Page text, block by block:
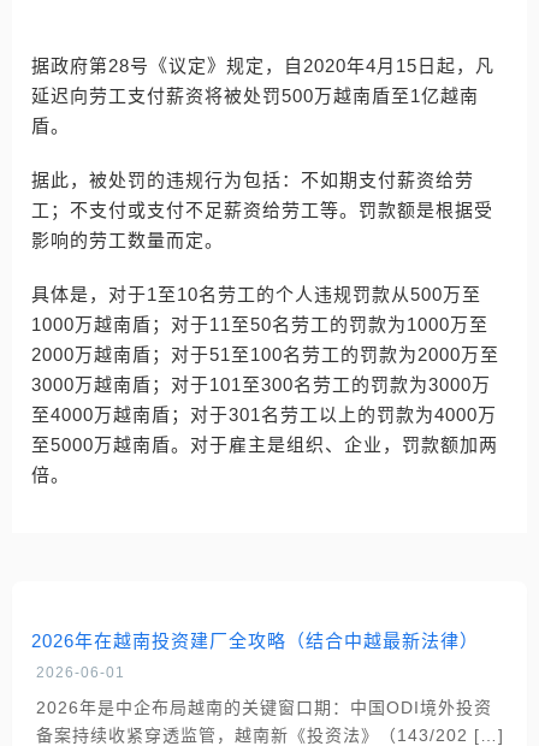
据政府第28号《议定》规定，自2020年4月15日起，凡
延迟向劳工支付薪资将被处罚500万越南盾至1亿越南
盾。
据此，被处罚的违规行为包括：不如期支付薪资给劳
工；不支付或支付不足薪资给劳工等。罚款额是根据受
影响的劳工数量而定。
具体是，对于1至10名劳工的个人违规罚款从500万至
1000万越南盾；对于11至50名劳工的罚款为1000万至
2000万越南盾；对于51至100名劳工的罚款为2000万至
3000万越南盾；对于101至300名劳工的罚款为3000万
至4000万越南盾；对于301名劳工以上的罚款为4000万
至5000万越南盾。对于雇主是组织、企业，罚款额加两
倍。
2026年在越南投资建厂全攻略（结合中越最新法律）
2026-06-01
2026年是中企布局越南的关键窗口期：中国ODI境外投资
备案持续收紧穿透监管，越南新《投资法》（143/202 […]